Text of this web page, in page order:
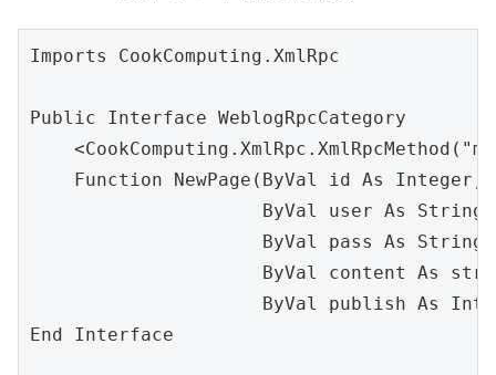
Imports CookComputing.XmlRpc
Public Interface WeblogRpcCategory
    Function NewPage(ByVal id As Integer,
                     ByVal user As String,
                     ByVal pass As String,
ByVal content As
ByVal publish As
End Interface